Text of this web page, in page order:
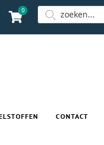
0
CONTACT